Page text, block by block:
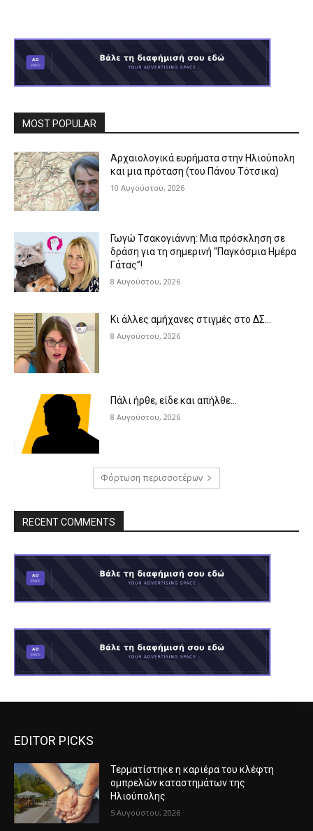
MOST POPULAR
Αρχαιολογικά ευρήματα στην Ηλιούπολη
και μια πρόταση (του Πάνου Τότσικα)
10 Αυγούστου, 2026
Γωγώ Τσακογιάννη: Μια πρόσκληση σε
δράση για τη σημερινή “Παγκόσμια Ημέρα
Γάτας”!
8 Αυγούστου, 2026
Κι άλλες αμήχανες στιγμές στο ΔΣ…
8 Αυγούστου, 2026
Πάλι ήρθε, είδε και απήλθε…
8 Αυγούστου, 2026
Φόρτωση περισσοτέρων
RECENT COMMENTS
EDITOR PICKS
Τερματίστηκε η καριέρα του κλέφτη
ομπρελών καταστημάτων της
Ηλιούπολης
5 Αυγούστου, 2026